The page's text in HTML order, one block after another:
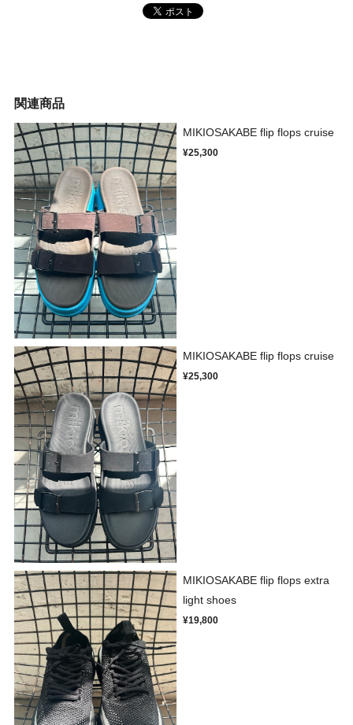
関連商品
MIKIOSAKABE flip flops cruise
¥25,300
MIKIOSAKABE flip flops cruise
¥25,300
MIKIOSAKABE flip flops extra
light shoes
¥19,800